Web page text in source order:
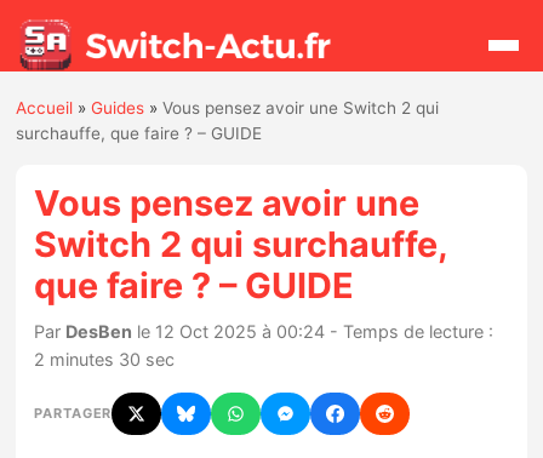
Actualités
Jeux
Hardware
Mises à jour
Accueil »Guides »Vous pensez avoir une Switch 2 qui
surchauffe, que faire ? – GUIDE
Vous pensez avoir une
Switch 2 qui surchauffe,
que faire ? – GUIDE
Par DesBen le 12 Oct 2025 à 00:24 - Temps de lecture :
2 minutes 30 sec
PARTAGER